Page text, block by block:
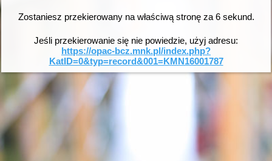
Zostaniesz przekierowany na właściwą stronę za 6sekund.
Jeśli przekierowanie się nie powiedzie, użyj adresu:
https://opac-bcz.mnk.pl/index.php?
KatID=0&typ=record&001=KMN16001787